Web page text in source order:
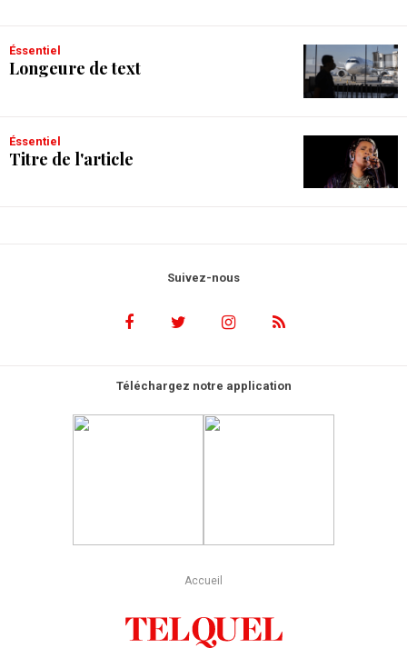
Éssentiel
Longeure de text
Éssentiel
Titre de l'article
Suivez-nous
Téléchargez notre application
Accueil